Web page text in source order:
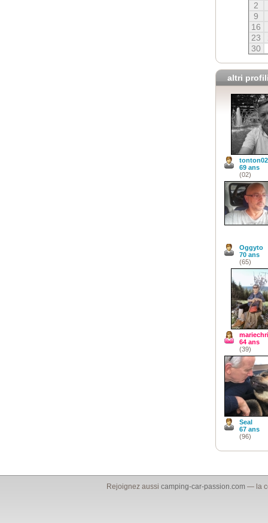
2
9
16
23
30
altri
tonton02
69 ans
(02)
Oggyto
70 ans
(65)
64 ans
(39)
Seal
67 ans
(96)
Rejoignez aussicamping-car-passion.com — la